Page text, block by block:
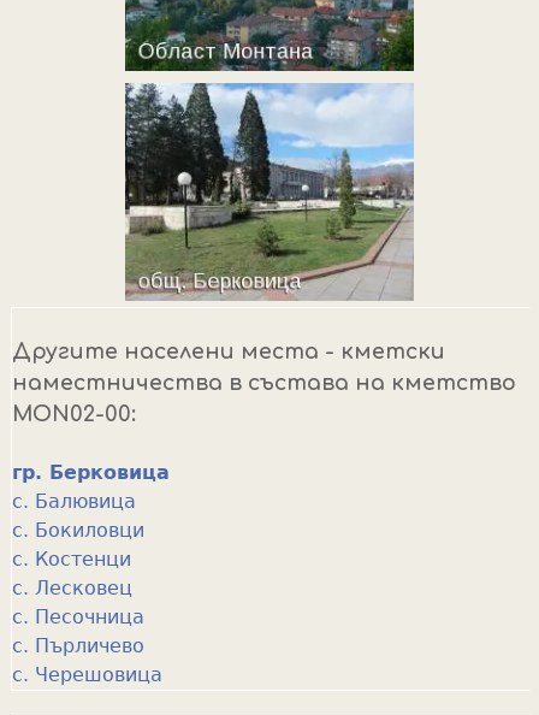
Другите населени места - кметски
наместничества в състава на кметство
MON02-00:
гр. Берковица
с. Балювица
с. Бокиловци
с. Костенци
с. Лесковец
с. Песочница
с. Пърличево
с. Черешовица